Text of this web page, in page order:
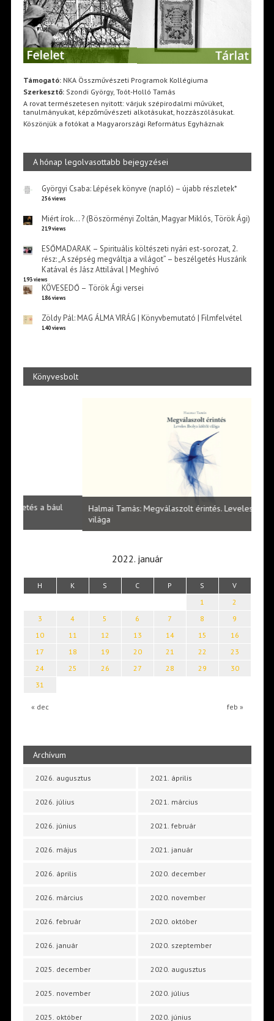
Támogató:NKA Összművészeti Programok Kollégiuma
Szerkesztő:Szondi György, Toót-Holló Tamás
A rovat természetesen nyitott: várjuk szépirodalmi művüket,
tanulmányukat, képzőművészeti alkotásukat, hozzászólásukat.
Köszönjük a fotókat a Magyarországi Református Egyháznak
A hónap legolvasottabb bejegyzései
Györgyi Csaba: Lépések könyve (napló) – újabb részletek*
256 views
Miért írok… ? (Böszörményi Zoltán, Magyar Miklós, Török Ági)
219 views
ESŐMADARAK – Spirituális költészeti nyári est-sorozat, 2.
rész: „A szépség megváltja a világot” – beszélgetés Huszárik
Katával és Jász Attilával | Meghívó
193 views
KÖVESEDŐ – Török Ági versei
186 views
Zöldy Pál: MAG ÁLMA VIRÁG | Könyvbemutató | Filmfelvétel
140 views
Könyvesbolt
Halmai Tamás: Megválaszolt érintés. Leveles Ibolya költői
2022. január
H K S C P S V
« dec feb »
1
2
3
4 5 6 7 8
9
10
11 12 13 14 15
16
17
18 19 20 21 22
23
24
25 26 27 28 29
30
31
Archívum
2026. augusztus
2026. július
2026. június
2026. május
2026. április
2026. március
2026. február
2026. január
2025. december
2025. november
2025. október
2021. április
2021. március
2021. február
2021. január
2020. december
2020. november
2020. október
2020. szeptember
2020. augusztus
2020. július
2020. június